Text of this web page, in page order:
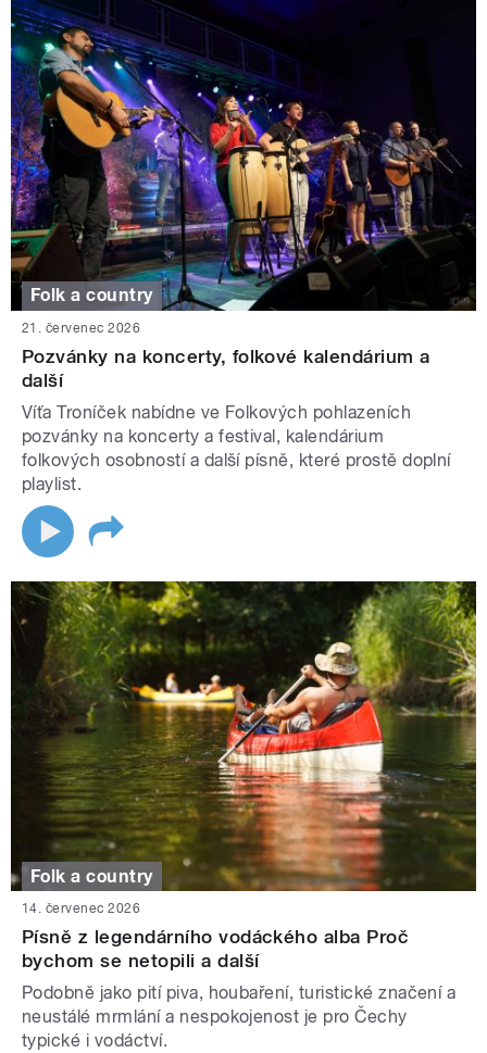
Folk a country
21. červenec 2026
Pozvánky na koncerty, folkové kalendárium a
další
Víťa Troníček nabídne ve Folkových pohlazeních
pozvánky na koncerty a festival, kalendárium
folkových osobností a další písně, které prostě doplní
playlist.
Folk a country
14. červenec 2026
Písně z legendárního vodáckého alba Proč
bychom se netopili a další
Podobně jako pití piva, houbaření, turistické značení a
neustálé mrmlání a nespokojenost je pro Čechy
typické i vodáctví.